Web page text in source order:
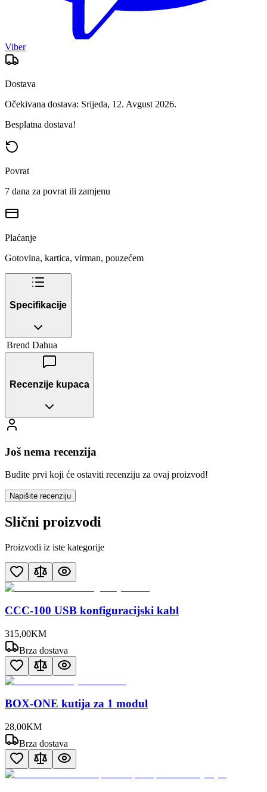
Viber
Dostava
Očekivana dostava: Srijeda, 12. Avgust 2026.
Besplatna dostava!
Povrat
7 dana za povrat ili zamjenu
Plaćanje
Gotovina, kartica, virman, pouzećem
Specifikacije
Brend Dahua
Recenzije kupaca
Još nema recenzija
Budite prvi koji će ostaviti recenziju za ovaj proizvod!
Napišite recenziju
Slični proizvodi
Proizvodi iz iste kategorije
CCC-100 USB konfiguracijski kabl
315,00KM
Brza dostava
BOX-ONE kutija za 1 modul
28,00KM
Brza dostava